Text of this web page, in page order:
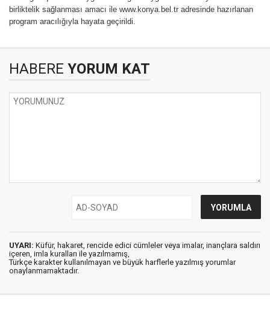
birliktelik sağlanması amacı ile www.konya.bel.tr adresinde hazırlanan
program aracılığıyla hayata geçirildi.
HABERE YORUM KAT
UYARI: Küfür, hakaret, rencide edici cümleler veya imalar, inançlara saldırı
içeren, imla kuralları ile yazılmamış,
Türkçe karakter kullanılmayan ve büyük harflerle yazılmış yorumlar
onaylanmamaktadır.